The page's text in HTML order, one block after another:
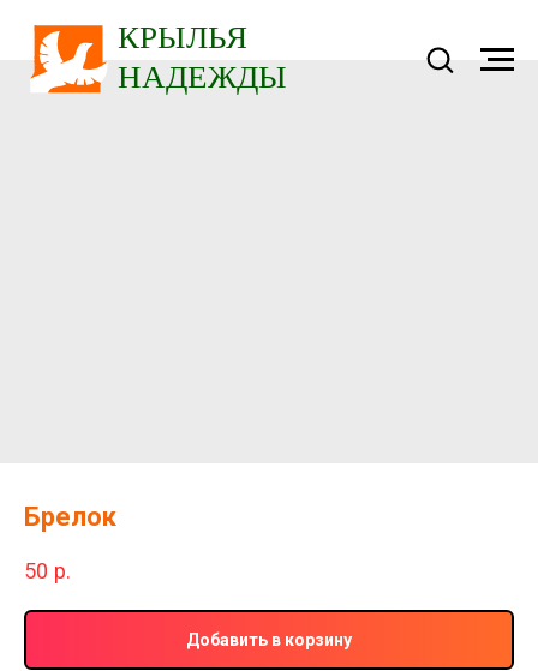
Брелок
50 р.
Добавить в корзину